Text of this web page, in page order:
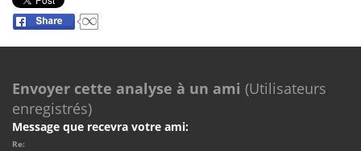
Envoyer cette analyse à un ami (Utilisateurs
enregistrés)
Message que recevra votre ami:
Re: